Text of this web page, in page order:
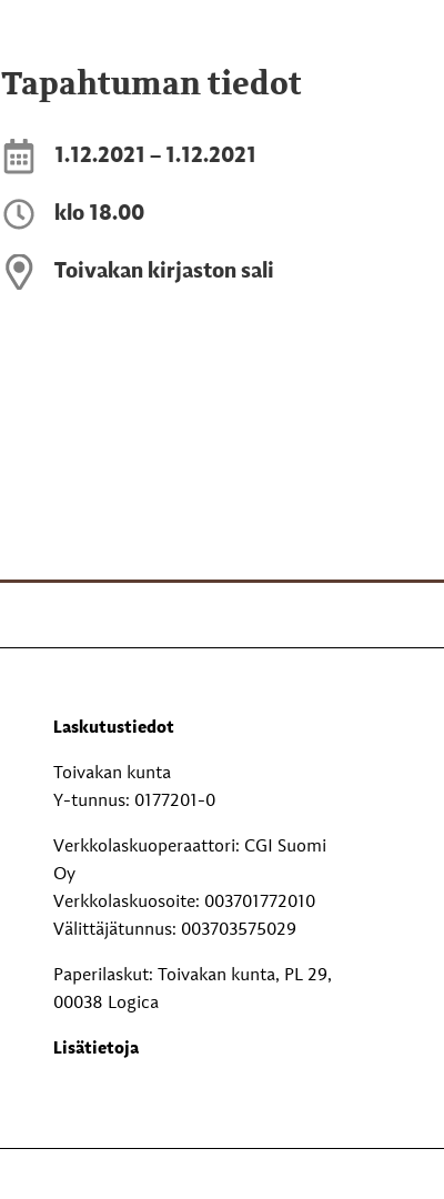
Tapahtuman tiedot
1.12.2021 – 1.12.2021
klo 18.00
Toivakan kirjaston sali
Laskutustiedot
Toivakan kunta
Y-tunnus: 0177201-0
Verkkolaskuoperaattori: CGI Suomi
Oy
Verkkolaskuosoite: 003701772010
Välittäjätunnus: 003703575029
Paperilaskut: Toivakan kunta, PL 29,
00038 Logica
Lisätietoja